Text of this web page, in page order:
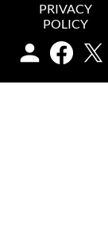
PRIVACY
POLICY